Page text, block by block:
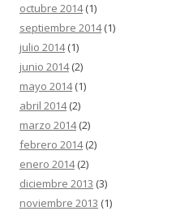
octubre 2014(1)
septiembre 2014(1)
julio 2014(1)
junio 2014(2)
mayo 2014(1)
abril 2014(2)
marzo 2014(2)
febrero 2014(2)
enero 2014(2)
diciembre 2013 (3)
noviembre 2013 (1)